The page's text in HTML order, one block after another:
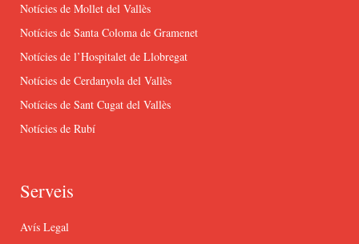
Notícies de Mollet del Vallès
Notícies de Santa Coloma de Gramenet
Notícies de l’Hospitalet de Llobregat
Notícies de Cerdanyola del Vallès
Notícies de Sant Cugat del Vallès
Notícies de Rubí
Serveis
Avís Legal